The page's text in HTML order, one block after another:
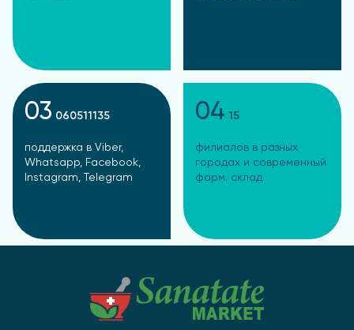
03 060511135
поддержка в Viber,
Whatsapp, Facebook,
Instagram, Telegram
04 15
филиалов в разных
городах и современный
фарм. склад